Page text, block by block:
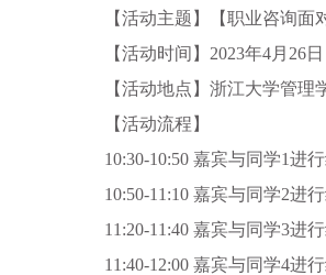
【活动主题】【职业咨询
【活动时间】2023年4月26
【活动地点】浙江大学管理
【活动流程】
10:30-10:50 嘉宾与同学1进
10:50-11:10 嘉宾与同学2进
11:20-11:40 嘉宾与同学3进
11:40-12:00 嘉宾与同学4进